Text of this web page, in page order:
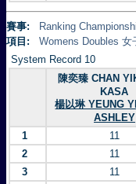
賽事:
Ranking
項目:
Womens Doubles 女
System Record 10
陳奕臻 CHAN
KASA
楊以琳 YEUNG
ASHLEY
1 11
2
11
3
11